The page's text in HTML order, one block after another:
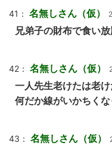
41： 名無しさん（仮）
兄弟子の財布で食い
42： 名無しさん（仮）
一人先生老けたは老
何だか線がいかちく
43： 名無しさん（仮）